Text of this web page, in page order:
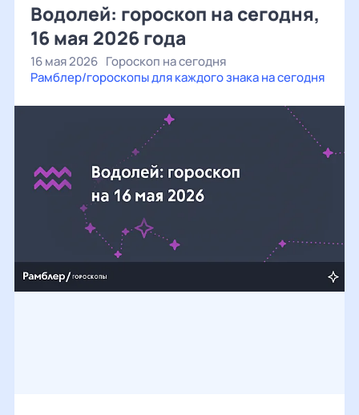
Водолей: гороскоп на сегодня,
16 мая 2026 года
16 мая 2026 Гороскоп на сегодня
Рамблер/гороскопы для каждого знака на сегодня